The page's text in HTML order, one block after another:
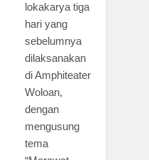
lokakarya tiga
hari yang
sebelumnya
dilaksanakan
di Amphiteater
Woloan,
dengan
mengusung
tema